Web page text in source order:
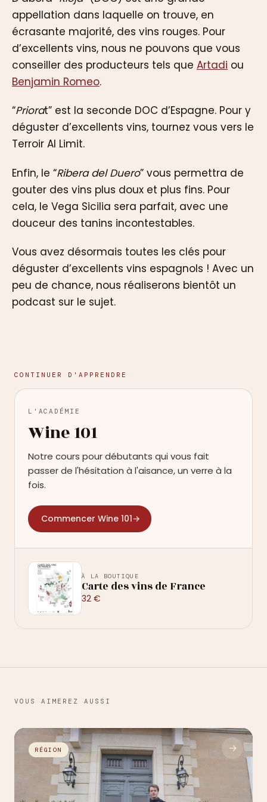
appellation dans laquelle on trouve, en
écrasante majorité, des vins rouges. Pour
d’excellents vins, nous ne pouvons que vous
conseiller des producteurs tels que Artadi ou
Benjamin Romeo.
“Priorat” est la seconde DOC d’Espagne. Pour y
déguster d’excellents vins, tournez vous vers le
Terroir Al Limit.
Enfin, le “Ribera del Duero” vous permettra de
gouter des vins plus doux et plus fins. Pour
cela, le Vega Sicilia sera parfait, avec une
douceur des tanins incontestables.
Vous avez désormais toutes les clés pour
déguster d’excellents vins espagnols ! Avec un
peu de chance, nous réaliserons bientôt un
podcast sur le sujet.
CONTINUER D'APPRENDRE
L'ACADÉMIE
Wine 101
Notre cours pour débutants qui vous fait
passer de l'hésitation à l'aisance, un verre à la
fois.
Commencer Wine 101→
À LA BOUTIQUE
Carte des vins de France
32 €
VOUS AIMEREZ AUSSI
RÉGION →